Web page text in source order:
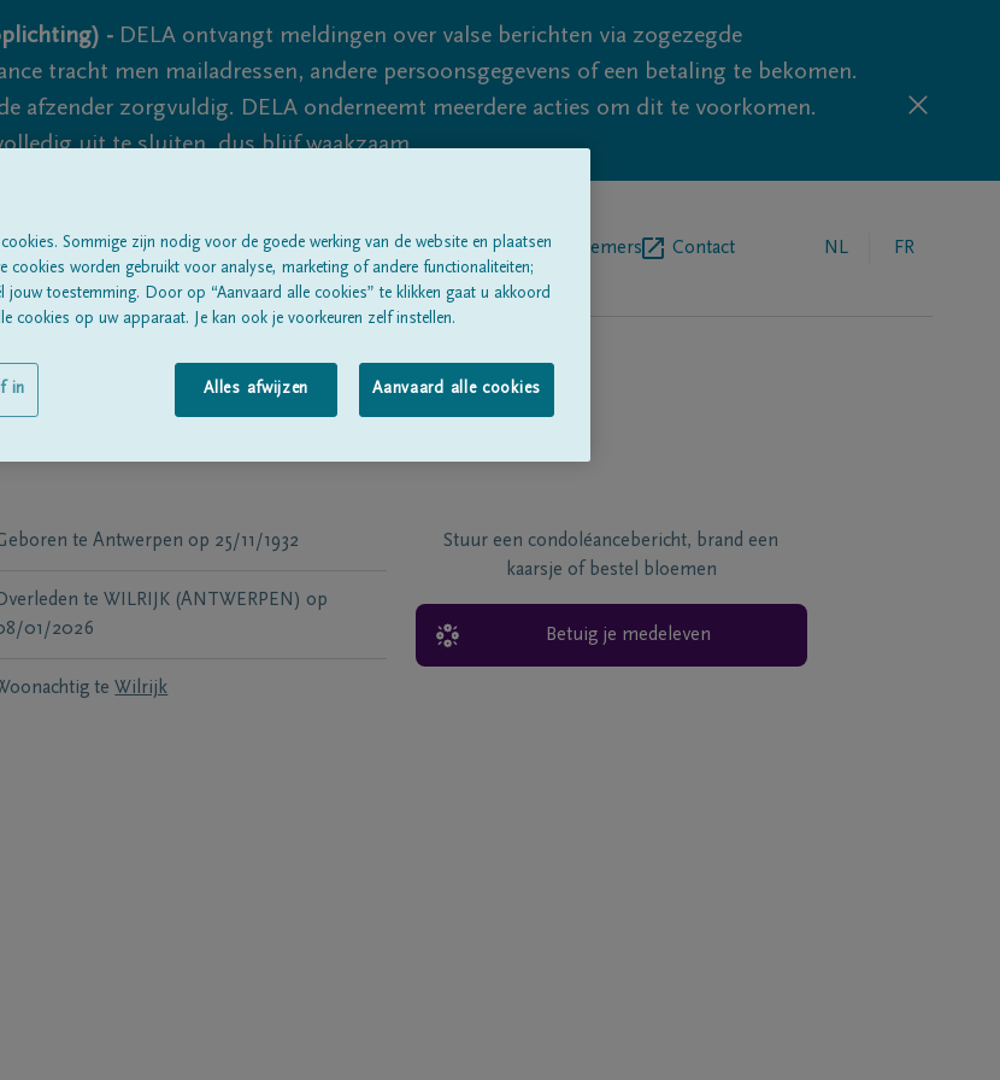
- DELA ontvangt meldingen over valse berichten via zogezegde
tracht men mailadressen, andere persoonsgegevens of een betaling te bekomen.
afzender zorgvuldig. DELA onderneemt meerdere acties om dit te voorkomen.
uit te sluiten, dus blijf waakzaam.
Alle rouwberichtenOver onsBegrafenisondernemers Contact NL FR
te Antwerpen op 25/11/1932
te WILRIJK (ANTWERPEN) op
01/2026
te Wilrijk
Stuur een condoléancebericht, brand een
kaarsje of bestel bloemen
Betuig je medeleven
Sommige zijn nodig voor de goede werking van de website en plaatsen
cookies worden gebruikt voor analyse, marketing of andere functionaliteiten;
jouw toestemming. Door op “Aanvaard alle cookies” te klikken gaat u akkoord
cookies op uw apparaat. Je kan ook je voorkeuren zelf instellen.
Alles afwijzen Aanvaard alle cookies
in